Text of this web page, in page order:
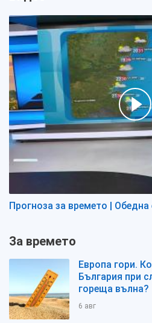
Прогноза за времето | Обедна
За времето
Европа гори.
България при
гореща вълна?
6 авг